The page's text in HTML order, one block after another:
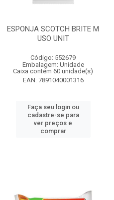
ESPONJA SCOTCH BRITE M
USO UNIT
Código: 552679
Embalagem: Unidade
Caixa contém 60 unidade(s)
EAN: 7891040001316
Faça seu login ou
cadastre-se para
ver preços e
comprar